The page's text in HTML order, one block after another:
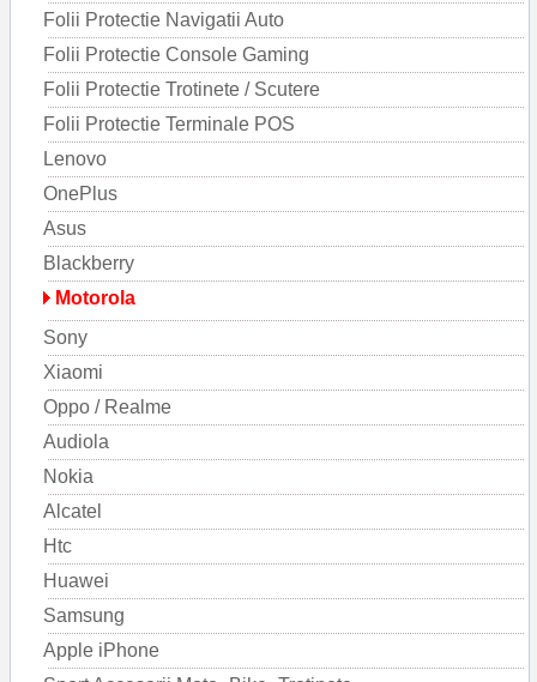
Folii Protectie Navigatii Auto
Folii Protectie Console Gaming
Folii Protectie Trotinete / Scutere
Folii Protectie Terminale POS
Lenovo
OnePlus
Asus
Blackberry
Motorola
Sony
Xiaomi
Oppo / Realme
Audiola
Nokia
Alcatel
Htc
Huawei
Samsung
Apple iPhone